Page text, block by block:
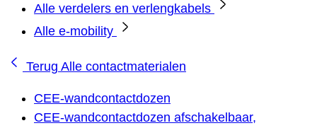
Alle verdelers en verlengkabels
Alle e-mobility
Terug Alle contactmaterialen
CEE-wandcontactdozen
CEE-wandcontactdozen afschakelbaar,